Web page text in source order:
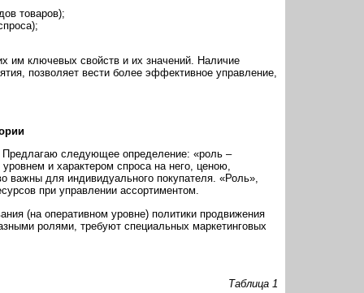
товаров);
им ключевых свойств и их значений. Наличие
позволяет вести более эффективное управление,
Предлагаю следующее определение: «роль –
и характером спроса на него, ценою,
важны для индивидуального покупателя. «Роль»,
при управлении ассортиментом.
(на оперативном уровне) политики продвижения
ролями, требуют специальных маркетинговых
Таблица 1